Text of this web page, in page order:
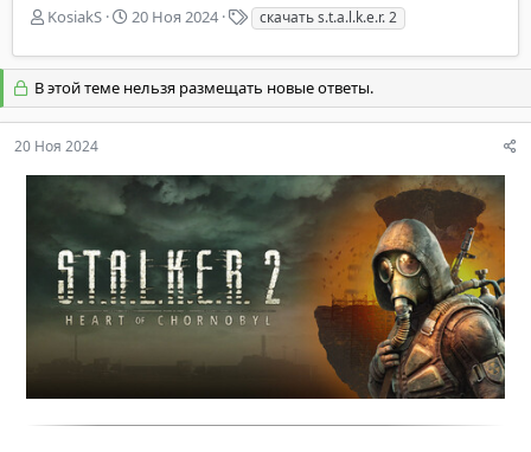
А
т
р
т
е
KosiakS
Д
т
н
а
20 Ноя 2024
Т
е
г
скачать s.t.a.l.k.e.r. 2
В этой теме нельзя размещать новые ответы.
20 Ноя 2024